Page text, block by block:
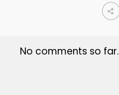
No comments so far.